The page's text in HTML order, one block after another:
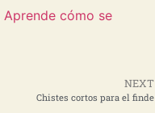
Aprende cómo se
NEXT
Chistes cortos para el finde